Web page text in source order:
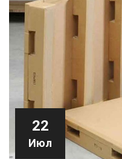
22
Июл